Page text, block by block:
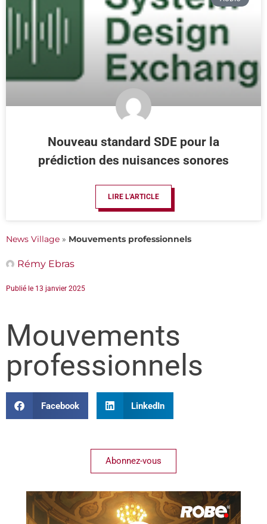
Nouveau standard SDE pour la
prédiction des nuisances sonores
LIRE L'ARTICLE
News Village » Mouvements professionnels
Rémy Ebras
Publié le 13 janvier 2025
Mouvements
professionnels
Facebook LinkedIn
Abonnez-vous